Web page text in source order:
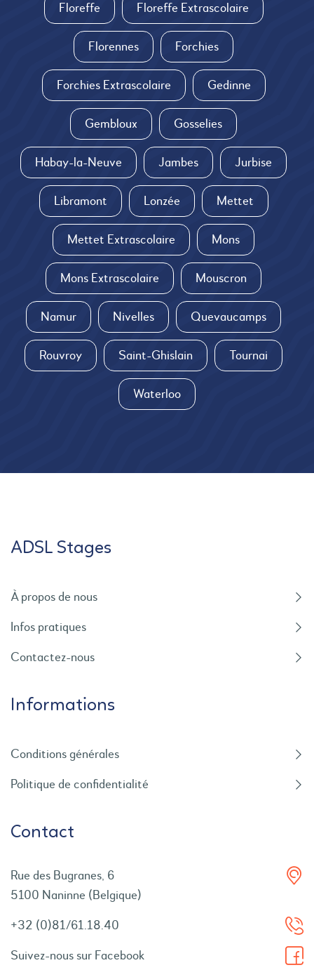
Floreffe Floreffe Extrascolaire
Florennes Forchies
Forchies Extrascolaire Gedinne
Gembloux Gosselies
Habay-la-Neuve Jambes Jurbise
Libramont Lonzée Mettet
Mettet Extrascolaire Mons
Mons Extrascolaire Mouscron
Namur Nivelles Quevaucamps
Rouvroy Saint-Ghislain Tournai
Waterloo
ADSL Stages
À propos de nous
Infos pratiques
Contactez-nous
Informations
Conditions générales
Politique de confidentialité
Contact
Rue des Bugranes, 6
5100 Naninne (Belgique)
+32 (0)81/61.18.40
Suivez-nous sur Facebook